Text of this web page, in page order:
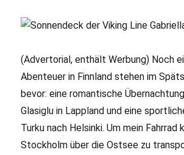
(Advertorial, enthält Werbung) Noch
Abenteuer in Finnland stehen im
bevor: eine romantische
Glasiglu in Lappland und eine
Turku nach Helsinki. Um mein
Stockholm über die Ostsee zu